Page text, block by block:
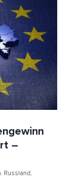
Folge –
Strafzölle
–
Russland,